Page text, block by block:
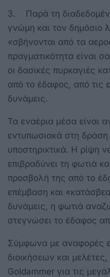
3. Παρά τη
γνώμη και τον δημόσιο
«σβήνονται από τα
πραγματικότητα είναι
οι δασικές πυρκαγιές
από το έδαφος, από τις
δυνάμεις.
Τα εναέρια μέσα είναι
εντυπωσιακά στη
υποστηρικτικά. Η ρίψη
επιβραδύνει τη φωτιά
προσβολή της από το
επέμβαση και
δυνάμεις, η φωτιά
στεγνώσει το έδαφος
Σύμφωνα με αναφορές
διοικήσεων και
Goldammer για τις